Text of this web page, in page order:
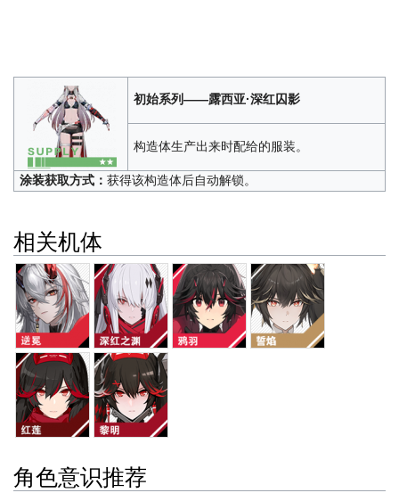
初始系列——露西亚·深红囚影
构造体生产出来时配给的服装。
涂装获取方式： 获得该构造体后自动解锁。
相关机体
角色意识推荐